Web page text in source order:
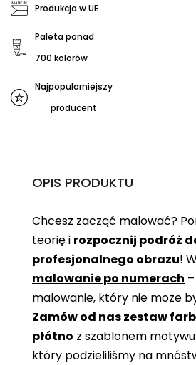
Produkcja w UE
Paleta ponad
700 kolorów
Najpopularniejszy
producent
OPIS PRODUKTU
Chcesz zacząć malować?
teorię i rozpocznij podróż
profesjonalnego obrazu!
malowanie po numerach
malowanie, który nie może
Zamów od nas zestaw
płótno z szablonem
który podzieliliśmy na